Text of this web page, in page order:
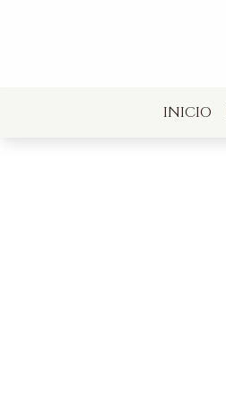
INICIO